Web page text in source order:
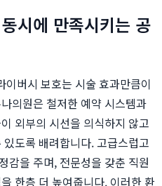
시에 만족시키는 공
버시 보호는 시술 효과만큼이
의원은 철저한 예약 시스템과
외부의 시선을 의식하지 않고
도록 배려합니다. 고급스럽고
감을 주며, 전문성을 갖춘 직원
한층 더 높여줍니다. 이러한 환